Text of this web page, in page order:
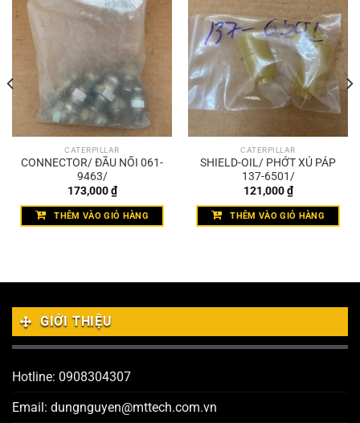
CATERPILLAR
CONNECTOR/ ĐẦU NỐI 061-
9463/
173,000₫
THÊM VÀO GIỎ HÀNG
CATERPILLAR
SHIELD-OIL/ PHỚT XÚ PÁP
137-6501/
121,000₫
THÊM VÀO GIỎ HÀNG
GIỚI THIỆU
Hotline: 0908304307
Email: dungnguyen@mttech.com.vn